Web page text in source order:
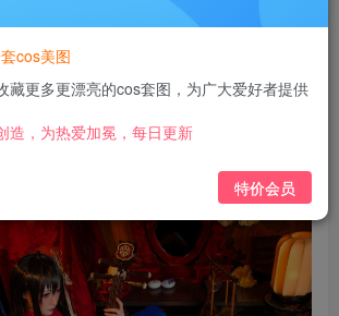
3
免费 钻石会员 免费
立即购买
cos美图
藏更多更漂亮的cos套图，为广大爱好者提供
造，为热爱加冕，每日更新
特价会员